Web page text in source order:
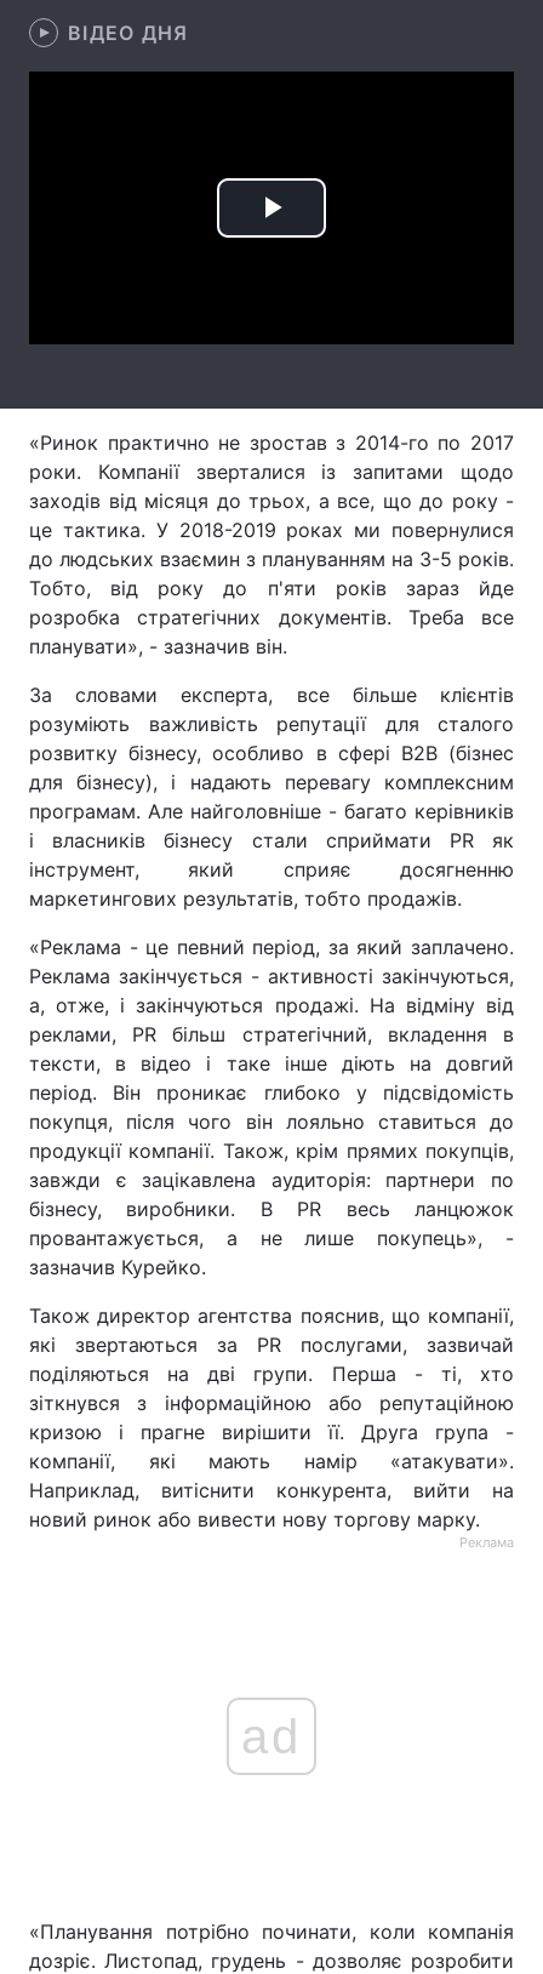
Спорт
Техно і зв'язок Лайт
Туризм
Погода
Лонгріди
Відео з Youtube Статті
Інтерв'ю Думки
Архів Вакансії
Контакти
Послуги
Тема оформлення
ВІДЕО ДНЯ
Play
«Ринок практично не зростав з 2014-го по 2017
роки. Компанії зверталися із запитами щодо
заходів від місяця до трьох, а все, що до року -
це тактика. У 2018-2019 роках ми повернулися
до людських взаємин з плануванням на 3-5 років.
Тобто, від року до п'яти років зараз йде
розробка стратегічних документів. Треба все
планувати», - зазначив він.
За словами експерта, все більше клієнтів
розуміють важливість репутації для сталого
розвитку бізнесу, особливо в сфері В2В (бізнес
для бізнесу), і надають перевагу комплексним
програмам. Але найголовніше - багато керівників
і власників бізнесу стали сприймати PR як
інструмент, який сприяє досягненню
маркетингових результатів, тобто продажів.
«Реклама - це певний період, за який заплачено.
Реклама закінчується - активності закінчуються,
а, отже, і закінчуються продажі. На відміну від
реклами, PR більш стратегічний, вкладення в
тексти, в відео і таке інше діють на довгий
період. Він проникає глибоко у підсвідомість
покупця, після чого він лояльно ставиться до
продукції компанії. Також, крім прямих покупців,
завжди є зацікавлена аудиторія: партнери по
бізнесу, виробники. В PR весь ланцюжок
провантажується, а не лише покупець», -
зазначив Курейко.
Також директор агентства пояснив, що компанії,
які звертаються за PR послугами, зазвичай
поділяються на дві групи. Перша - ті, хто
зіткнувся з інформаційною або репутаційною
кризою і прагне вирішити її. Друга група -
компанії, які мають намір «атакувати».
Наприклад, витіснити конкурента, вийти на
новий ринок або вивести нову торгову марку.
Реклама
ad
«Планування потрібно починати, коли компанія
дозріє. Листопад, грудень - дозволяє розробити